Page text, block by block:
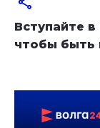
Вступайте
чтобы быть